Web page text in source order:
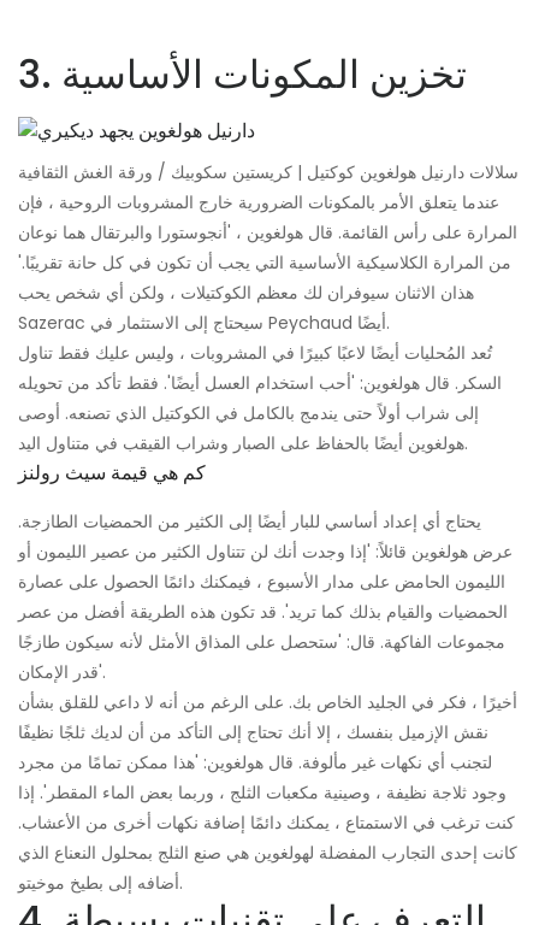
3. تخزين المكونات الأساسية
سلالات دارنيل هولغوين كوكتيل | كريستين سكوبيك / ورقة الغش الثقافية
عندما يتعلق الأمر بالمكونات الضرورية خارج المشروبات الروحية ، فإن
المرارة على رأس القائمة. قال هولغوين ، 'أنجوستورا والبرتقال هما نوعان
من المرارة الكلاسيكية الأساسية التي يجب أن تكون في كل حانة تقريبًا.'
هذان الاثنان سيوفران لك معظم الكوكتيلات ، ولكن أي شخص يحب
Sazerac سيحتاج إلى الاستثمار في Peychaud أيضًا.
تُعد المُحليات أيضًا لاعبًا كبيرًا في المشروبات ، وليس عليك فقط تناول
السكر. قال هولغوين: 'أحب استخدام العسل أيضًا'. فقط تأكد من تحويله
إلى شراب أولاً حتى يندمج بالكامل في الكوكتيل الذي تصنعه. أوصى
هولغوين أيضًا بالحفاظ على الصبار وشراب القيقب في متناول اليد.
كم هي قيمة سيث رولنز
يحتاج أي إعداد أساسي للبار أيضًا إلى الكثير من الحمضيات الطازجة.
عرض هولغوين قائلاً: 'إذا وجدت أنك لن تتناول الكثير من عصير الليمون أو
الليمون الحامض على مدار الأسبوع ، فيمكنك دائمًا الحصول على عصارة
الحمضيات والقيام بذلك كما تريد'. قد تكون هذه الطريقة أفضل من عصر
مجموعات الفاكهة. قال: 'ستحصل على المذاق الأمثل لأنه سيكون طازجًا
قدر الإمكان'.
أخيرًا ، فكر في الجليد الخاص بك. على الرغم من أنه لا داعي للقلق بشأن
نقش الإزميل بنفسك ، إلا أنك تحتاج إلى التأكد من أن لديك ثلجًا نظيفًا
لتجنب أي نكهات غير مألوفة. قال هولغوين: 'هذا ممكن تمامًا من مجرد
وجود ثلاجة نظيفة ، وصينية مكعبات الثلج ، وربما بعض الماء المقطر'. إذا
كنت ترغب في الاستمتاع ، يمكنك دائمًا إضافة نكهات أخرى من الأعشاب.
كانت إحدى التجارب المفضلة لهولغوين هي صنع الثلج بمحلول النعناع الذي
أضافه إلى بطيخ موخيتو.